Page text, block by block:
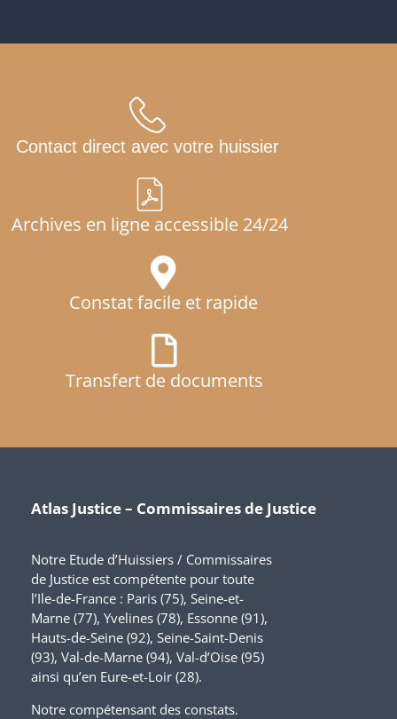
Contact direct avec votre huissier
Archives en ligne accessible 24/24
Constat facile et rapide
Transfert de documents
Atlas Justice – Commissaires de Justice
Notre Etude d’Huissiers / Commissaires
de Justice est compétente pour toute
l’Ile-de-France : Paris (75), Seine-et-
Marne (77), Yvelines (78), Essonne (91),
Hauts-de-Seine (92), Seine-Saint-Denis
(93), Val-de-Marne (94), Val-d’Oise (95)
ainsi qu’en Eure-et-Loir (28).
Notre compétensant des constats.